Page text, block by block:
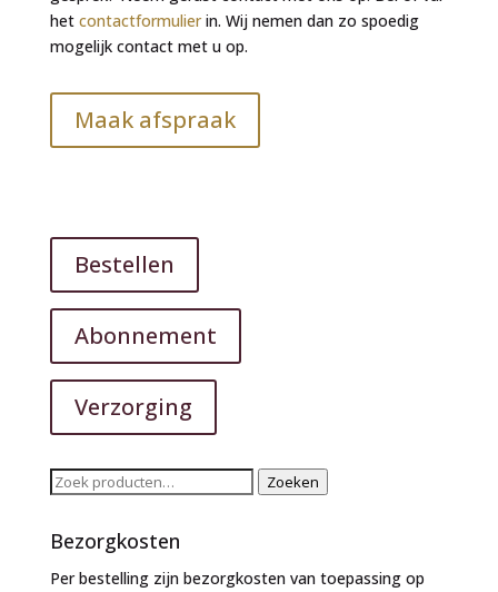
het contactformulierin. Wij nemen dan zo spoedig
mogelijk contact met u op.
Maak afspraak
Bestellen
Abonnement
Verzorging
Zoeken
Zoeken
Bezorgkosten
Per bestelling zijn bezorgkosten van toepassing op